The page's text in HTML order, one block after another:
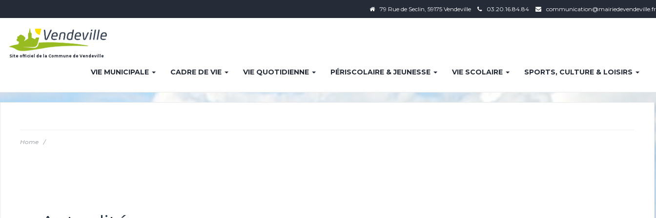
79 Rue de Seclin, 59175 Vendeville 03.20.16.84.84 communication@mairiedevendeville.fr
Site officiel de la Commune de Vendeville
VIE MUNICIPALE CADRE DE VIE VIE QUOTIDIENNE PÉRISCOLAIRE & JEUNESSE VIE SCOLAIRE SPORTS, CULTURE & LOISIRS
Home /